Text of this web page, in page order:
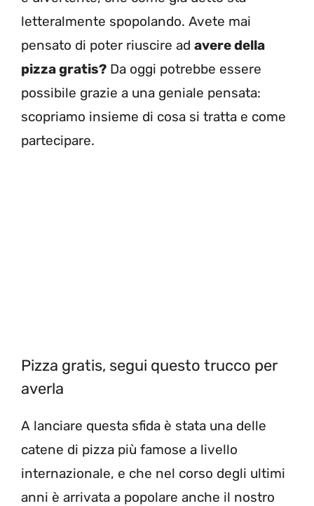
letteralmente spopolando. Avete mai
pensato di poter riuscire ad avere della
pizza gratis? Da oggi potrebbe essere
possibile grazie a una geniale pensata:
scopriamo insieme di cosa si tratta e come
partecipare.
Pizza gratis, segui questo trucco per
averla
A lanciare questa sfida è stata una delle
catene di pizza più famose a livello
internazionale, e che nel corso degli ultimi
anni è arrivata a popolare anche il nostro